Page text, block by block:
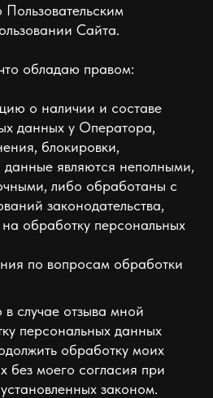
Сайта.
обладаю правом:
о наличии и составе
данных у Оператора,
блокировки,
данные являются неполными,
либо обработаны с
законодательства,
на обработку персональных
по вопросам обработки
случае отзыва мной
персональных данных
обработку моих
без моего согласия при
законом.